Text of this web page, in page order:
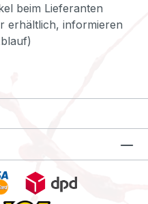
beim Lieferanten
erhältlich, informieren